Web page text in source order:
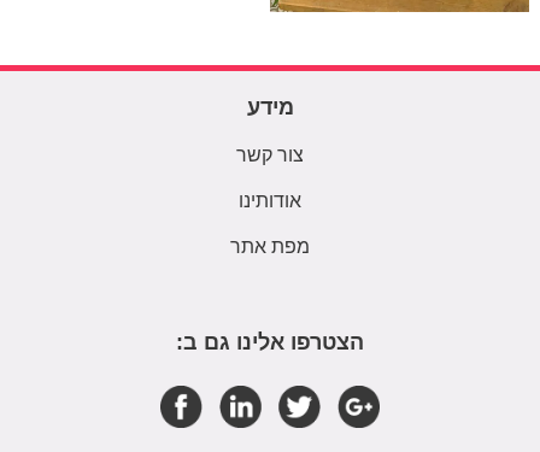
מידע
צור קשר
אודותינו
מפת אתר
הצטרפו אלינו גם ב: